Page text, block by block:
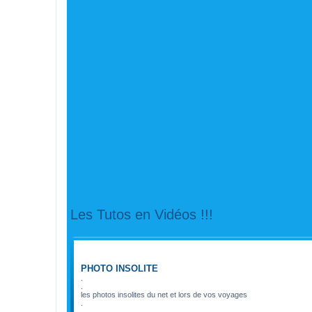
Les Tutos en Vidéos !!!
PHOTO INSOLITE
les photos insolites du net et lors de vos voyages